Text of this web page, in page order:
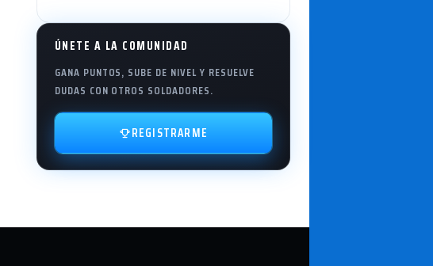
ÚNETE A LA COMUNIDAD
GANA PUNTOS, SUBE DE NIVEL Y RESUELVE
DUDAS CON OTROS SOLDADORES.
REGISTRARME